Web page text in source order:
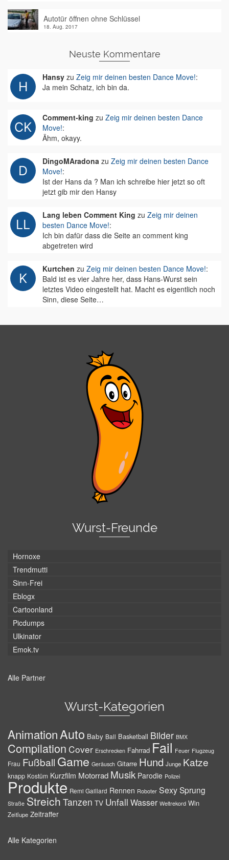
Autotür öffnen ohne Schlüssel
18. Aug. 2017
Neuste Kommentare
Hansy zu Zeig mir deinen besten Dance Move!:
Ja mein Schatz, ich bin da.
Comment-king zu Zeig mir deinen besten Dance
Move!:
Ähm, okayy.
DingoMAradona zu Zeig mir deinen besten Dance
Move!:
Ist der Hans da ? Man ich schreibe hier jetzt so oft
jetzt gib mir den Hansy
Lang leben Comment King zu Zeig mir deinen
besten Dance Move!:
Ich bin dafür dass die Seite an comment king
abgetreten wird
Kurtchen zu Zeig mir deinen besten Dance Move!:
Bald ist es vier Jahre her, dass Hans-Wurst sein
letztes Video eingestellt hat. Macht es eigentlich noch
Sinn, diese Seite…
Wurst-Freunde
Hornoxe
Trendmutti
Sinn-Frei
Eblogx
Cartoonland
Picdumps
Ulkinator
Emok.tv
Alle Partner
Wurst-Kategorien
AnimationAuto Baby Ball Basketball Bilder BMX
Compilation Cover Erschrecken Fahrrad Fail Feuer Flugzeug
Frau Fußball Game Geräusch Gitarre Hund Junge Katze
knapp Kostüm Kurzfilm Motorrad Musik Parodie Polizei
Produkte Remi Gaillard Rennen Roboter SexySprung
Straße Streich Tanzen TV Unfall Wasser Weltrekord Win
Zeitlupe Zeitraffer
Alle Kategorien